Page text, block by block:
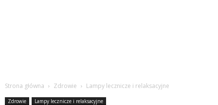
Strona główna Zdrowie Lampy lecznicze i relaksacyjne
Zdrowie Lampy lecznicze i relaksacyjne